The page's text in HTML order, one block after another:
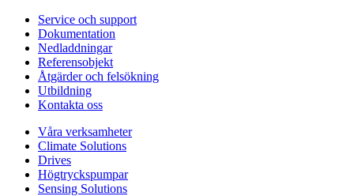
Service och support
Dokumentation
Nedladdningar
Referensobjekt
Åtgärder och felsökning
Utbildning
Kontakta oss
Våra verksamheter
Climate Solutions
Drives
Högtryckspumpar
Sensing Solutions